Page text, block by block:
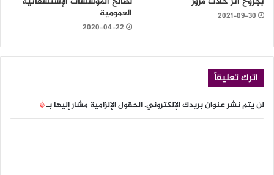
2021-09-30
العمومية
2020-04-22
اترك تعليقاً
لن يتم نشر عنوان بريدك الإلكتروني.الحقول الإلزامية مشار إليها بـ*